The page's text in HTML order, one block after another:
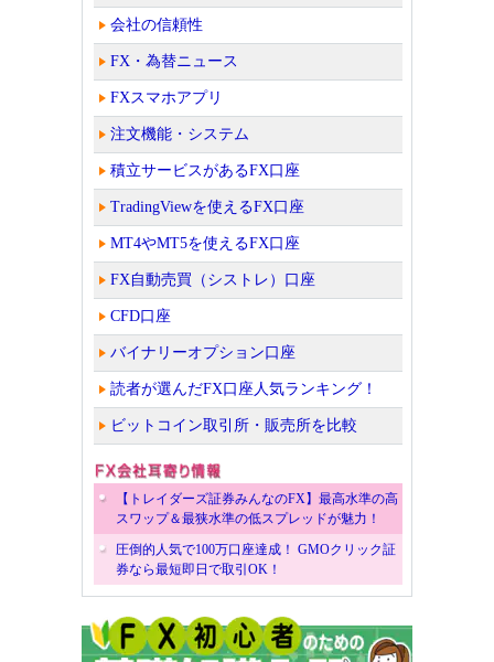
会社の信頼性
FX・為替ニュース
FXスマホアプリ
注文機能・システム
積立サービスがあるFX口座
TradingViewを使えるFX口座
MT4やMT5を使えるFX口座
FX自動売買（シストレ）口座
CFD口座
バイナリーオプション口座
読者が選んだFX口座人気ランキング！
ビットコイン取引所・販売所を比較
【トレイダーズ証券みんなのFX】最高水準の高
スワップ＆最狭水準の低スプレッドが魅力！
圧倒的人気で100万口座達成！ GMOクリック証
券なら最短即日で取引OK！